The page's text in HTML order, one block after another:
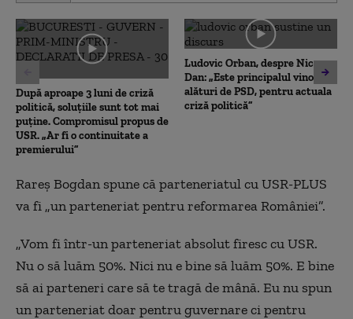
0
seconds
După aproape 3 luni de criză
politică, soluțiile sunt tot mai
puține. Compromisul propus de
USR. „Ar fi o continuitate a
premierului”
Ludovic Orban, despre Nicușor
Dan: „Este principalul vinovat,
alături de PSD, pentru actuala
criză politică”
Rareș Bogdan spune că parteneriatul cu USR-PLUS
va fi „un parteneriat pentru reformarea României”.
„Vom fi într-un parteneriat absolut firesc cu USR.
Nu o să luăm 50%. Nici nu e bine să luăm 50%. E bine
să ai parteneri care să te tragă de mână. Eu nu spun
un parteneriat doar pentru guvernare ci pentru